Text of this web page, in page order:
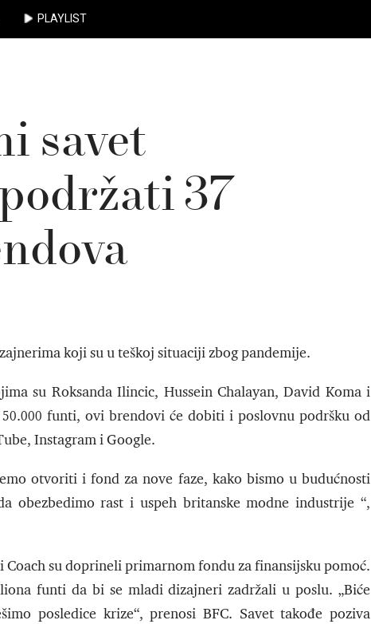
PLAYLIST
savet
37
koji su u teškoj situaciji zbog pandemije.
su Roksanda Ilincic, Hussein Chalayan, David Koma i
funti, ovi brendovi će dobiti i poslovnu podršku od
Instagram i Google.
otvoriti i fond za nove faze, kako bismo u budućnosti
obezbedimo rast i uspeh britanske modne industrije “,
su doprineli primarnom fondu za finansijsku pomoć.
funti da bi se mladi dizajneri zadržali u poslu. „Biće
posledice krize“, prenosi BFC. Savet takođe poziva